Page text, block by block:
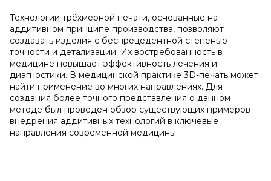
Технологии трёхмерной печати, основанные на
аддитивном принципе производства, позволяют
создавать изделия с беспрецедентной степенью
точности и детализации. Их востребованность в
медицине повышает эффективность лечения и
диагностики. В медицинской практике 3D-печать может
найти применение во многих направлениях. Для
создания более точного представления о данном
методе был проведен обзор существующих примеров
внедрения аддитивных технологий в ключевые
направления современной медицины.